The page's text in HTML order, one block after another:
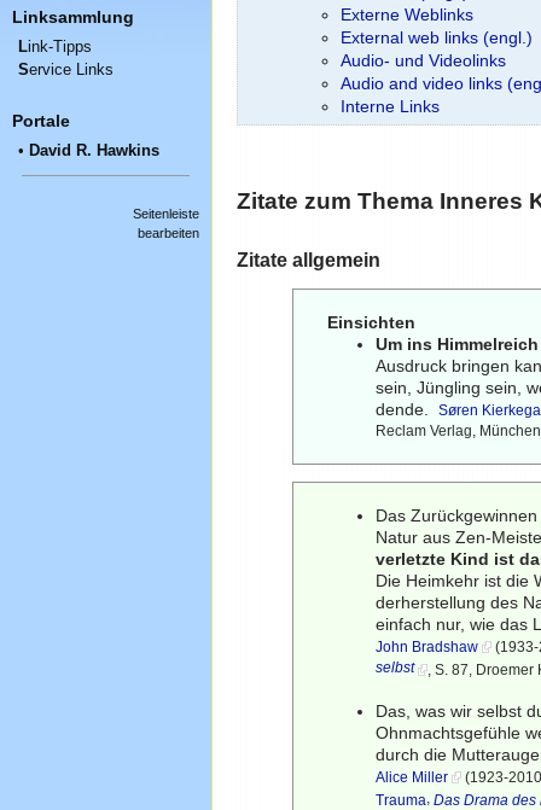
Linksammlung
Link-Tipps
Service Links
Portale
• David R. Hawkins
Seitenleiste
bearbeiten
Externe Weblinks
External web links (engl.)
Audio- und Videolinks
Audio and video links
Interne Links
Zitate zum Thema Inneres
Zitate allgemein
Einsichten
Um ins
Ausdruck bringen
sein, Jüngling sein,
dende.
Søren
Reclam Verlag,
Das
Natur aus Zen-
verletzte Kind ist
Die Heimkehr ist die
derherstellung des
einfach nur, wie das
John Bradshaw
selbst , S. 87,
Das, was wir selbst
Ohnmachtsgefühle
durch die
Alice Miller
(1923-
Trauma,Das Drama